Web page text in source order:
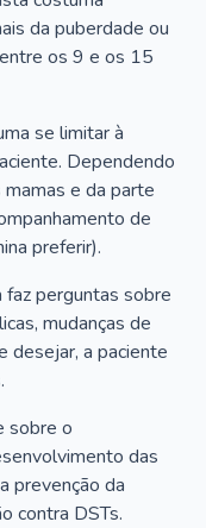
da puberdade ou
os 9 e os 15
se limitar à
Dependendo
e da parte
de
preferir).
faz perguntas sobre
mudanças de
desejar, a paciente
sobre o
das
prevenção da
contra DSTs.